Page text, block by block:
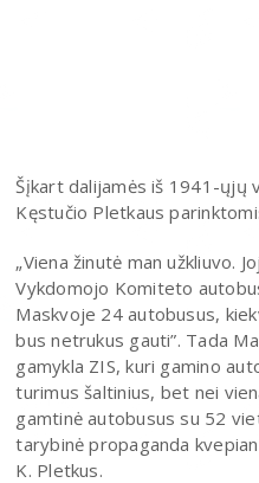
Šįkart dalijamės iš 1941-ųjų
Kęstučio Pletkaus
„Viena žinutė man užkliuvo.
Vykdomojo Komiteto
Maskvoje 24 autobusus,
bus netrukus gauti”. Tada
gamykla ZIS, kuri gamino
turimus šaltinius, bet nei
gamtinė autobusus su 52
tarybinė propaganda
K. Pletkus.